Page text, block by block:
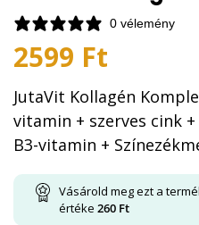
0 vélemény
2599 Ft
JutaVit Kollagén
vitamin + szerves cink
B3-vitamin +
Vásárold meg ezt a
értéke 260 Ft